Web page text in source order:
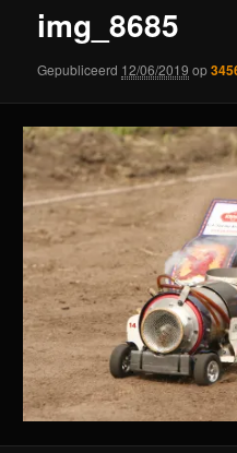
img_8685
Gepubliceerd 12/06/2019 op